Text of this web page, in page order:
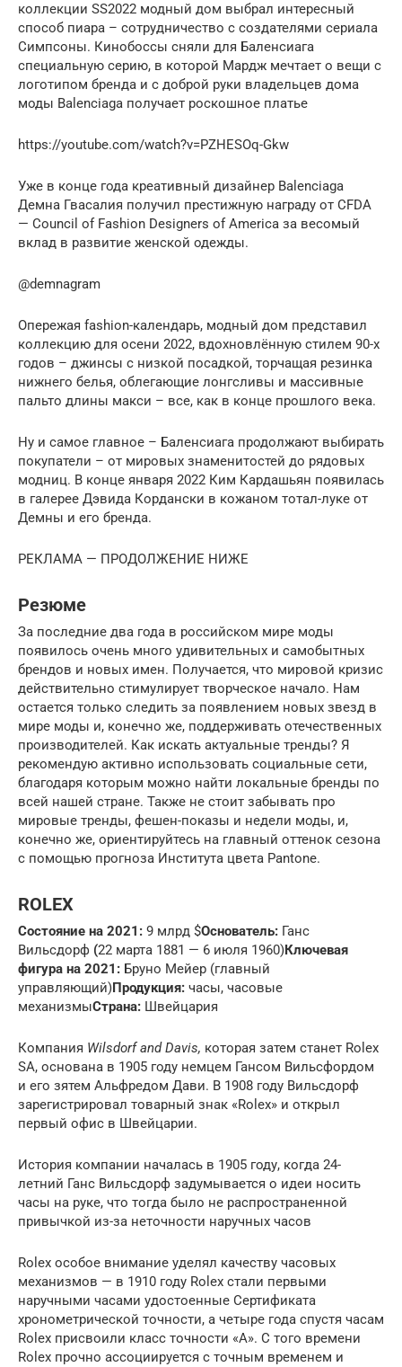
коллекции SS2022 модный дом выбрал интересный
способ пиара – сотрудничество с создателями сериала
Симпсоны. Кинобоссы сняли для Баленсиага
специальную серию, в которой Мардж мечтает о вещи с
логотипом бренда и с доброй руки владельцев дома
моды Balenciaga получает роскошное платье
https://youtube.com/watch?v=PZHESOq-Gkw
Уже в конце года креативный дизайнер Balenciaga
Демна Гвасалия получил престижную награду от CFDA
— Council of Fashion Designers of America за весомый
вклад в развитие женской одежды.
@demnagram
Опережая fashion-календарь, модный дом представил
коллекцию для осени 2022, вдохновлённую стилем 90-х
годов – джинсы с низкой посадкой, торчащая резинка
нижнего белья, облегающие лонгсливы и массивные
пальто длины макси – все, как в конце прошлого века.
Ну и самое главное – Баленсиага продолжают выбирать
покупатели – от мировых знаменитостей до рядовых
модниц. В конце января 2022 Ким Кардашьян появилась
в галерее Дэвида Кордански в кожаном тотал-луке от
Демны и его бренда.
РЕКЛАМА — ПРОДОЛЖЕНИЕ НИЖЕ
Резюме
За последние два года в российском мире моды
появилось очень много удивительных и самобытных
брендов и новых имен. Получается, что мировой кризис
действительно стимулирует творческое начало. Нам
остается только следить за появлением новых звезд в
мире моды и, конечно же, поддерживать отечественных
производителей. Как искать актуальные тренды? Я
рекомендую активно использовать социальные сети,
благодаря которым можно найти локальные бренды по
всей нашей стране. Также не стоит забывать про
мировые тренды, фешен-показы и недели моды, и,
конечно же, ориентируйтесь на главный оттенок сезона
с помощью прогноза Института цвета Pantone.
ROLEX
Состояние на 2021: 9 млрд $Основатель: Ганс
Вильсдорф (22 марта 1881 — 6 июля 1960)Ключевая
фигура на 2021: Бруно Мейер (главный
управляющий)Продукция: часы, часовые
механизмыСтрана: Швейцария
Компания Wilsdorf and Davis, которая затем станет Rolex
SA, основана в 1905 году немцем Гансом Вильсфордом
и его зятем Альфредом Дави. В 1908 году Вильсдорф
зарегистрировал товарный знак «Rolex» и открыл
первый офис в Швейцарии.
История компании началась в 1905 году, когда 24-
летний Ганс Вильсдорф задумывается о идеи носить
часы на руке, что тогда было не распространенной
привычкой из-за неточности наручных часов
Rolex особое внимание уделял качеству часовых
механизмов — в 1910 году Rolex стали первыми
наручными часами удостоенные Сертификата
хронометрической точности, а четыре года спустя часам
Rolex присвоили класс точности «A». С того времени
Rolex прочно ассоциируется с точным временем и